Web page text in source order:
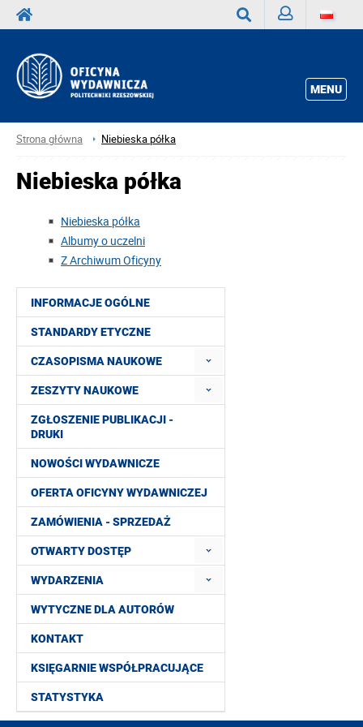
MENU
Strona główna Niebieska półka
INFORMACJE OGÓLNE
STANDARDY ETYCZNE
CZASOPISMA NAUKOWE
ZESZYTY NAUKOWE
ZGŁOSZENIE PUBLIKACJI -
DRUKI
NOWOŚCI WYDAWNICZE
OFERTA OFICYNY WYDAWNICZEJ
ZAMÓWIENIA - SPRZEDAŻ
OTWARTY DOSTĘP
WYDARZENIA
WYTYCZNE DLA AUTORÓW
KONTAKT
KSIĘGARNIE WSPÓŁPRACUJĄCE
STATYSTYKA
Niebieska półka
Niebieska półka
Albumy o uczelni
Z Archiwum Oficyny